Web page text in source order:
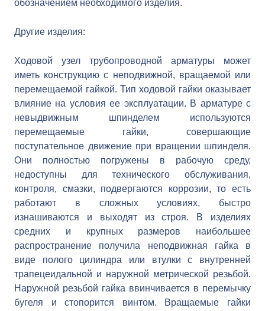
обозначением необходимого изделия.
Другие изделия:
Ходовой узел трубопроводной арматуры может
иметь конструкцию с неподвижной, вращаемой или
перемещаемой гайкой. Тип ходовой гайки оказывает
влияние на условия ее эксплуатации. В арматуре с
невыдвижным шпинделем используются
перемещаемые гайки, совершающие
поступательное движение при вращении шпинделя.
Они полностью погружены в рабочую среду,
недоступны для технического обслуживания,
контроля, смазки, подвергаются коррозии, то есть
работают в сложных условиях, быстро
изнашиваются и выходят из строя. В изделиях
средних и крупных размеров наибольшее
распространение получила неподвижная гайка в
виде полого цилиндра или втулки с внутренней
трапецеидальной и наружной метрической резьбой.
Наружной резьбой гайка ввинчивается в перемычку
бугеля и стопорится винтом. Вращаемые гайки